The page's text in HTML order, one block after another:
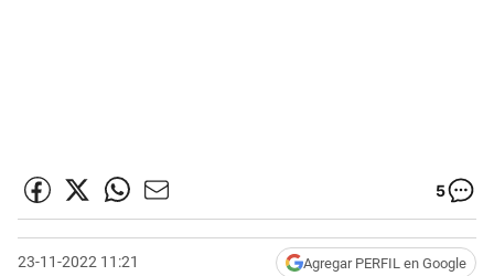
5
23-11-2022 11:21 Agregar PERFIL en Google